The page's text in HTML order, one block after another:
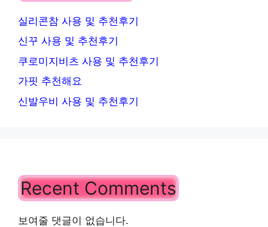
실리콘참 사용 및 추천후기
신꾸 사용 및 추천후기
쿠로미지비츠 사용 및 추천후기
가핏 추천해요
신발우비 사용 및 추천후기
Recent Comments
보여줄 댓글이 없습니다.